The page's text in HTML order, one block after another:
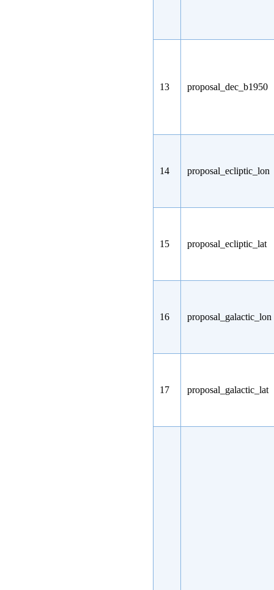
13 proposal_dec_b1950
14 proposal_ecliptic_lon
15 proposal_ecliptic_lat
16 proposal_galactic_lon
17 proposal_galactic_lat